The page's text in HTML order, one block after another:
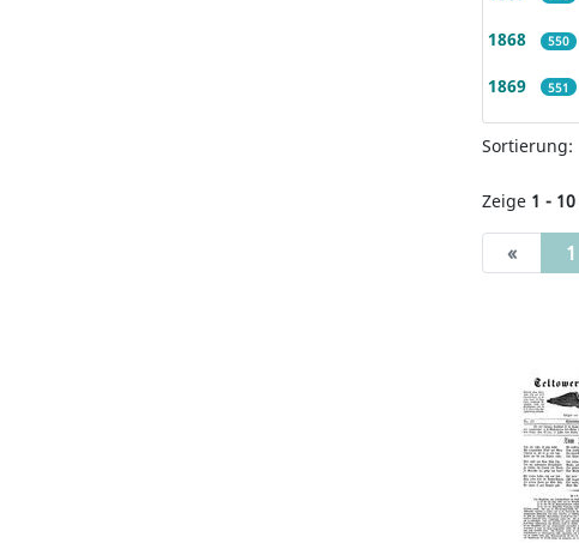
1868 550
1869 551
Sortierung:
Zeige 1 - 10
« 1